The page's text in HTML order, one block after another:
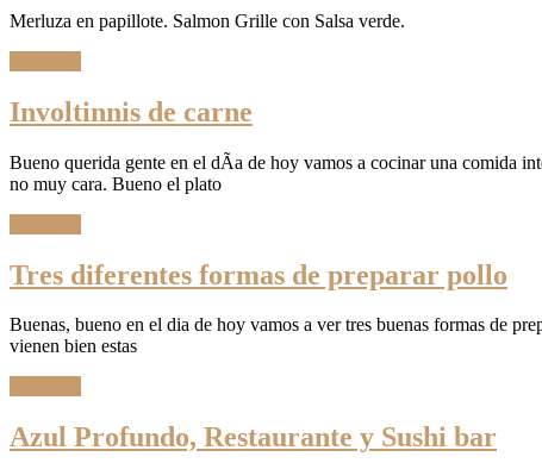
Merluza en papillote. Salmon Grille con Salsa verde.
Involtinnis de carne
Bueno querida gente en el dÃ­a de hoy vamos a cocinar una comida
no muy cara. Bueno el plato
Tres diferentes formas de preparar pollo
Buenas, bueno en el dia de hoy vamos a ver tres buenas formas de
vienen bien estas
Azul Profundo, Restaurante y Sushi bar